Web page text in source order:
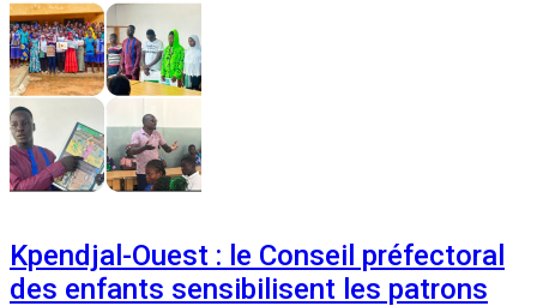
Kpendjal-Ouest : le Conseil préfectoral
des enfants sensibilisent les patrons